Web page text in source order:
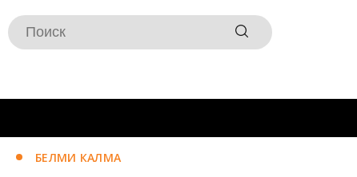
БЕЛМИ КАЛМА